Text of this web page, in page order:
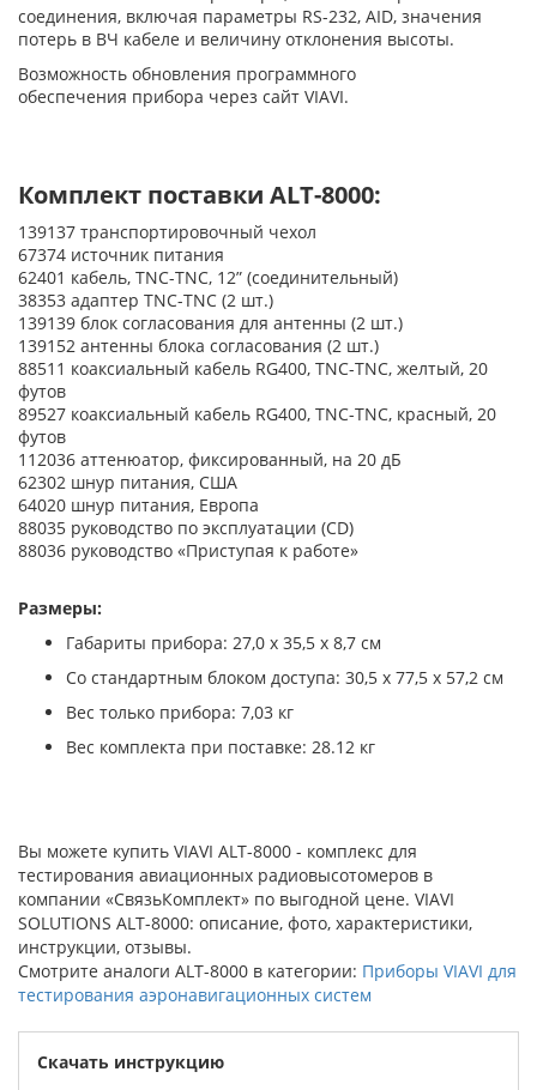
соединения, включая параметры RS-232, AID, значения
потерь в ВЧ кабеле и величину отклонения высоты.
Возможность обновления программного
обеспечения прибора через сайт VIAVI.
Комплект поставки ALT-8000:
139137 транспортировочный чехол
67374 источник питания
62401 кабель, TNC-TNC, 12” (соединительный)
38353 адаптер TNC-TNC (2 шт.)
139139 блок согласования для антенны (2 шт.)
139152 антенны блока согласования (2 шт.)
88511 коаксиальный кабель RG400, TNC-TNC, желтый, 20
футов
89527 коаксиальный кабель RG400, TNC-TNC, красный, 20
футов
112036 аттенюатор, фиксированный, на 20 дБ
62302 шнур питания, США
64020 шнур питания, Европа
88035 руководство по эксплуатации (CD)
88036 руководство «Приступая к работе»
Размеры:
Габариты прибора: 27,0 x 35,5 x 8,7 см
Со стандартным блоком доступа: 30,5 х 77,5 х 57,2 см
Вес только прибора: 7,03 кг
Вес комплекта при поставке: 28.12 кг
Вы можете купить VIAVI ALT-8000 - комплекс для
тестирования авиационных радиовысотомеров в
компании «СвязьКомплект» по выгодной цене. VIAVI
SOLUTIONS ALT-8000: описание, фото, характеристики,
инструкции, отзывы.
Смотрите аналоги ALT-8000 в категории: Приборы VIAVI для
тестирования аэронавигационных систем
Скачать инструкцию